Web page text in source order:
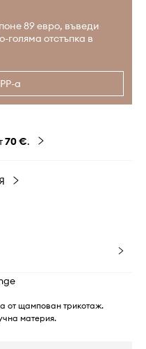
89 евро, въведи
голяма отстъпка в
а
70 €.
от щампован трикотаж.
материя.